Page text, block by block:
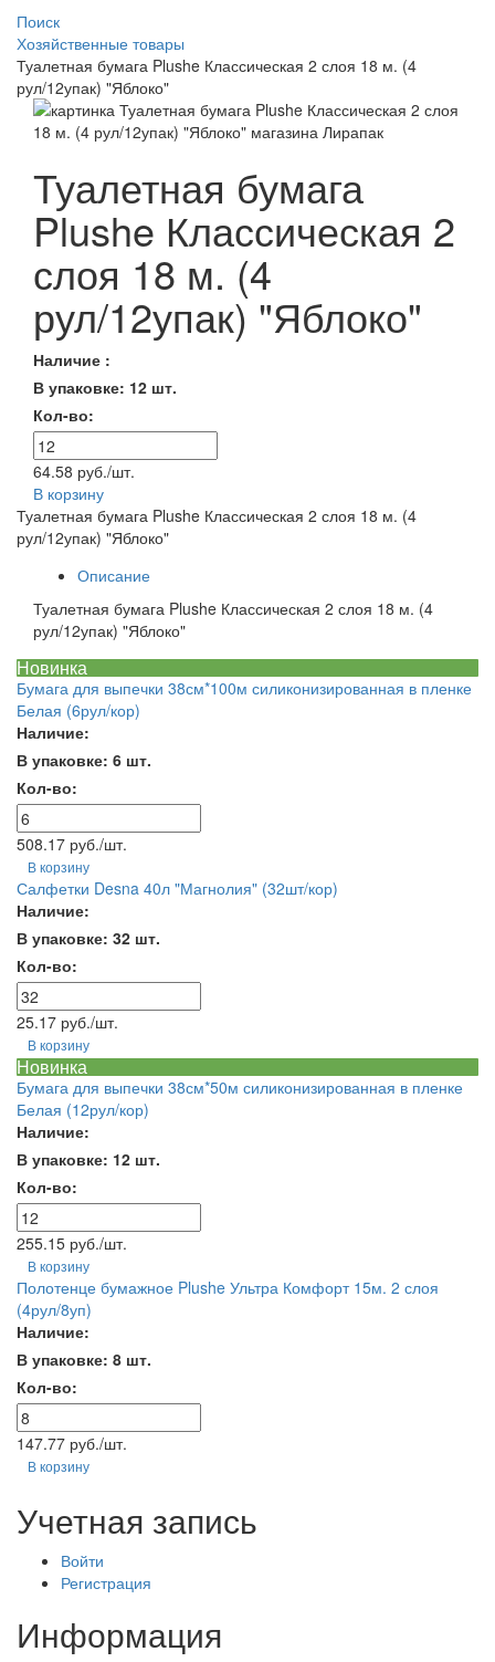
Поиск
Хозяйственные товары
Туалетная бумага Plushe Классическая 2 слоя 18 м. (4
рул/12упак) "Яблоко"
Туалетная бумага
Plushe Классическая 2
слоя 18 м. (4
рул/12упак) "Яблоко"
Наличие :
В упаковке: 12 шт.
Кол-во:
64.58 руб./шт.
В корзину
Туалетная бумага Plushe Классическая 2 слоя 18 м. (4
рул/12упак) "Яблоко"
Описание
Туалетная бумага Plushe Классическая 2 слоя 18 м. (4
рул/12упак) "Яблоко"
Новинка
Бумага для выпечки 38см*100м силиконизированная в пленке
Белая (6рул/кор)
Наличие:
В упаковке: 6 шт.
Кол-во:
508.17 руб./шт.
В корзину
Салфетки Desna 40л "Магнолия" (32шт/кор)
Наличие:
В упаковке: 32 шт.
Кол-во:
25.17 руб./шт.
В корзину
Новинка
Бумага для выпечки 38см*50м силиконизированная в пленке
Белая (12рул/кор)
Наличие:
В упаковке: 12 шт.
Кол-во:
255.15 руб./шт.
В корзину
Полотенце бумажное Plushe Ультра Комфорт 15м. 2 слоя
(4рул/8уп)
Наличие:
В упаковке: 8 шт.
Кол-во:
147.77 руб./шт.
В корзину
Учетная запись
Войти
Регистрация
Информация